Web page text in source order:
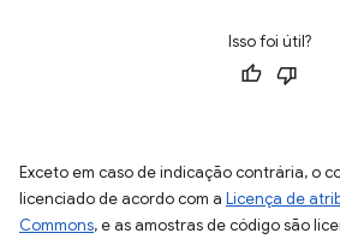
Isso foi útil?
Exceto em caso de indicação contrária, o
licenciado de acordo com a Licença de
Commons, e as amostras de código são